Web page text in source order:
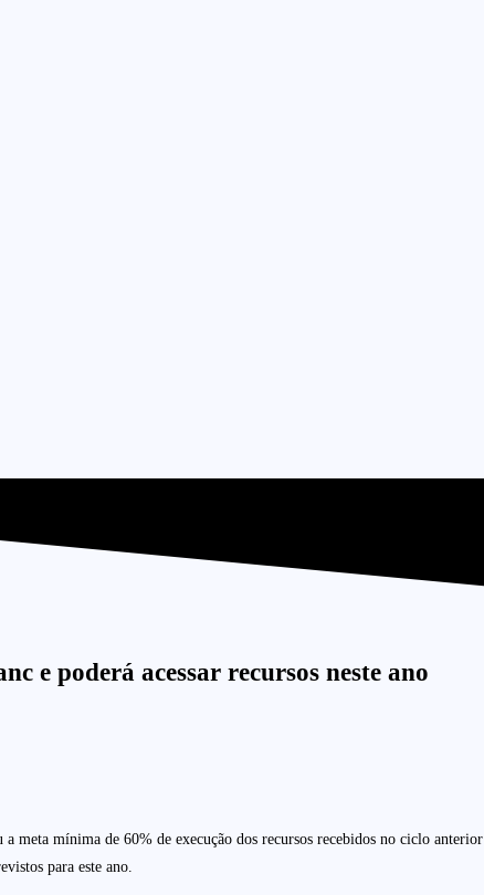
e poderá acessar recursos neste ano
meta mínima de 60% de execução dos recursos recebidos no ciclo
para este ano.